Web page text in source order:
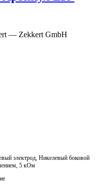
— Zekkert GmbH
электрод, Никелевый боковой
5 кОм